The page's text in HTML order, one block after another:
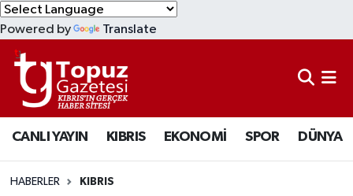
Powered by Translate
CANLI YAYIN KIBRIS EKONOMİ SPOR DÜNYA
HABERLER KIBRIS
KIBRIS
DÜNYA
EKONOMİ
MAGAZİN
Lefkoşa Nöbetçi Eczaneler
Lefkoşa Hava Durumu
Lefkoşa Trafik Yoğunluk Haritası
Süper Lig Puan Durumu ve Fikstür